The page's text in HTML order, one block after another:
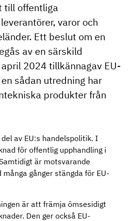
till offentliga
varor och
Ett beslut om en
av en särskild
2024 tillkännagav EU-
sådan utredning har
produkter från
av EU:s handelspolitik. I
för offentlig upphandling i
är motsvarande
gånger stängda för EU-
är att främja ömsesidigt
Den ger också EU-